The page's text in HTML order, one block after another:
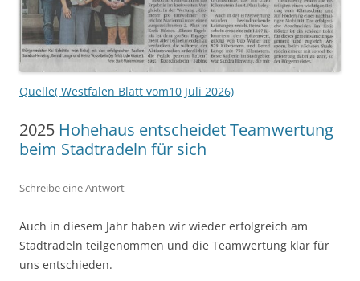
Quelle( Westfalen Blatt vom10 Juli 2026)
2025 Hohehaus entscheidet Teamwertung
beim Stadtradeln für sich
Schreibe eine Antwort
Auch in diesem Jahr haben wir wieder erfolgreich am
Stadtradeln teilgenommen und die Teamwertung klar für
uns entschieden.